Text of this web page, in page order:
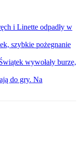
i Linette odpadły w
szybkie pożegnanie
wywołały burzę,
do gry. Na